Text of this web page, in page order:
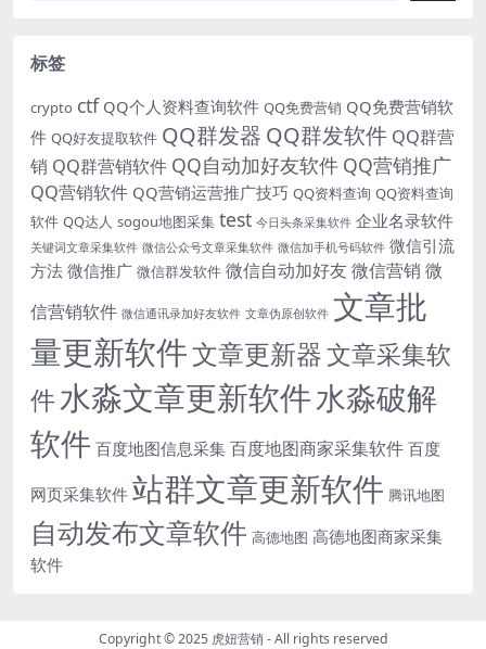
标签
crypto ctf QQ个人资料查询软件 QQ免费营销 QQ免费营销软
件 QQ好友提取软件 QQ群发器 QQ群发软件 QQ群营
销 QQ群营销软件 QQ自动加好友软件 QQ营销推广
QQ营销软件 QQ营销运营推广技巧 QQ资料查询 QQ资料查询
软件 QQ达人 sogou地图采集 test 今日头条采集软件 企业名录软件
关键词文章采集软件 微信公众号文章采集软件 微信加手机号码软件 微信引流
方法 微信推广 微信群发软件 微信自动加好友 微信营销 微
信营销软件 微信通讯录加好友软件 文章伪原创软件 文章批
量更新软件文章更新器文章采集软
件水淼文章更新软件水淼破解
软件 百度地图信息采集 百度地图商家采集软件 百度
网页采集软件 站群文章更新软件 腾讯地图
自动发布文章软件 高德地图 高德地图商家采集
软件
Copyright © 2025 虎妞营销- All rights reserved